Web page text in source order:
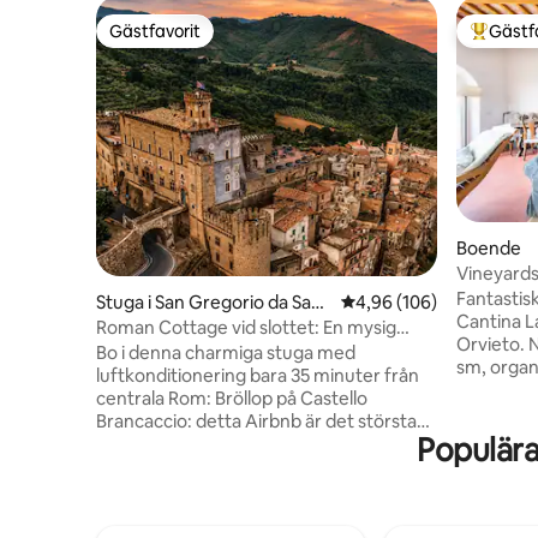
Gästfavorit
Gästfavorit
Stuga i San Gregorio da Sass
ola
4,96 av 5 i
4,96 (106)
Roman Cottage vid slottet: En mysig
bysemester
Bo i denna charmiga stuga med
luftkonditionering bara 35 minuter från
centrala Rom: Bröllop på Castello
Brancaccio: detta Airbnb är det största
som är anslutet inom slottets murar ☁️🏰
Boende
Cantina
Orvieto.
sm,
spis)